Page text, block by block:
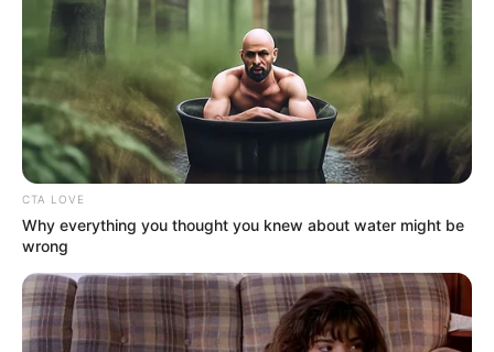
CTA LOVE
Why everything you thought you knew about water might be
wrong